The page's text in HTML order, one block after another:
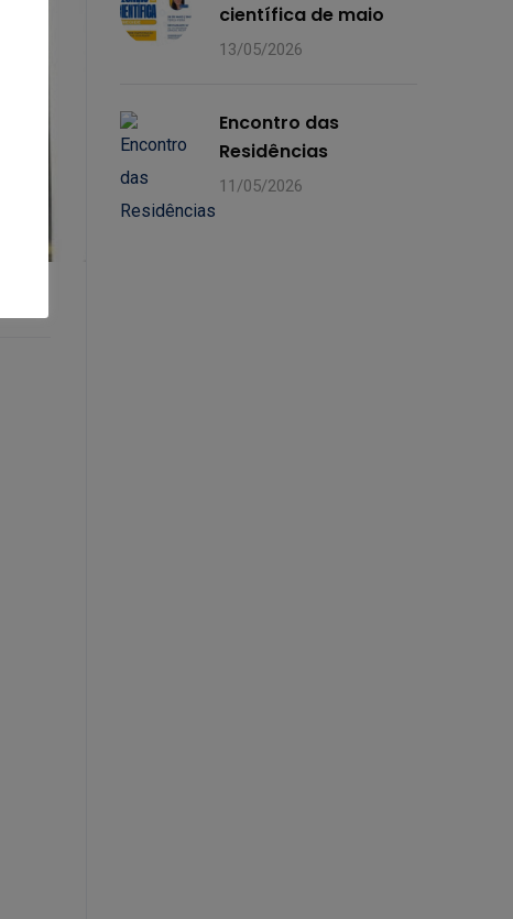
científica de maio
13/05/2026
Encontro das
Residências
11/05/2026